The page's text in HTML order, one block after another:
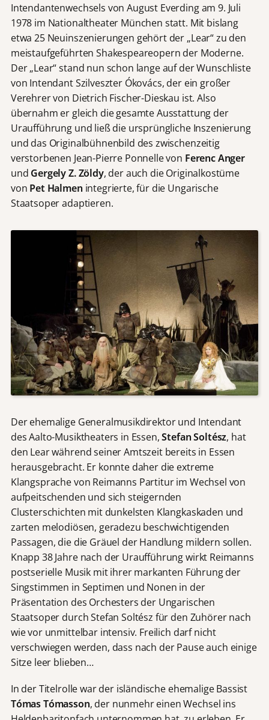
Intendantenwechsels von August Everding am 9. Juli
1978 im Nationaltheater München statt. Mit bislang
etwa 25 Neuinszenierungen gehört der „Lear“ zu den
meistaufgeführten Shakespeareopern der Moderne.
Der „Lear“ stand nun schon lange auf der Wunschliste
von Intendant Szilveszter Ókovács, der ein großer
Verehrer von Dietrich Fischer-Dieskau ist. Also
übernahm er gleich die gesamte Ausstattung der
Uraufführung und ließ die ursprüngliche Inszenierung
und das Originalbühnenbild des zwischenzeitig
verstorbenen Jean-Pierre Ponnelle von Ferenc Anger
und Gergely Z. Zöldy, der auch die Originalkostüme
von Pet Halmenintegrierte, für die Ungarische
Staatsoper adaptieren.
Der ehemalige Generalmusikdirektor und Intendant
des Aalto-Musiktheaters in Essen,Stefan Soltész, hat
den Lear während seiner Amtszeit bereits in Essen
herausgebracht. Er konnte daher die extreme
Klangsprache von Reimanns Partitur im Wechsel von
aufpeitschenden und sich steigernden
Clusterschichten mit dunkelsten Klangkaskaden und
zarten melodiösen, geradezu beschwichtigenden
Passagen, die die Gräuel der Handlung mildern sollen.
Knapp 38 Jahre nach der Uraufführung wirkt Reimanns
postserielle Musik mit ihrer markanten Führung der
Singstimmen in Septimen und Nonen in der
Präsentation des Orchesters der Ungarischen
Staatsoper durch Stefan Soltész für den Zuhörer nach
wie vor unmittelbar intensiv. Freilich darf nicht
verschwiegen werden, dass nach der Pause auch einige
Sitze leer blieben…
In der Titelrolle war der isländische ehemalige Bassist
Tómas Tómasson, der nunmehr einen Wechsel ins